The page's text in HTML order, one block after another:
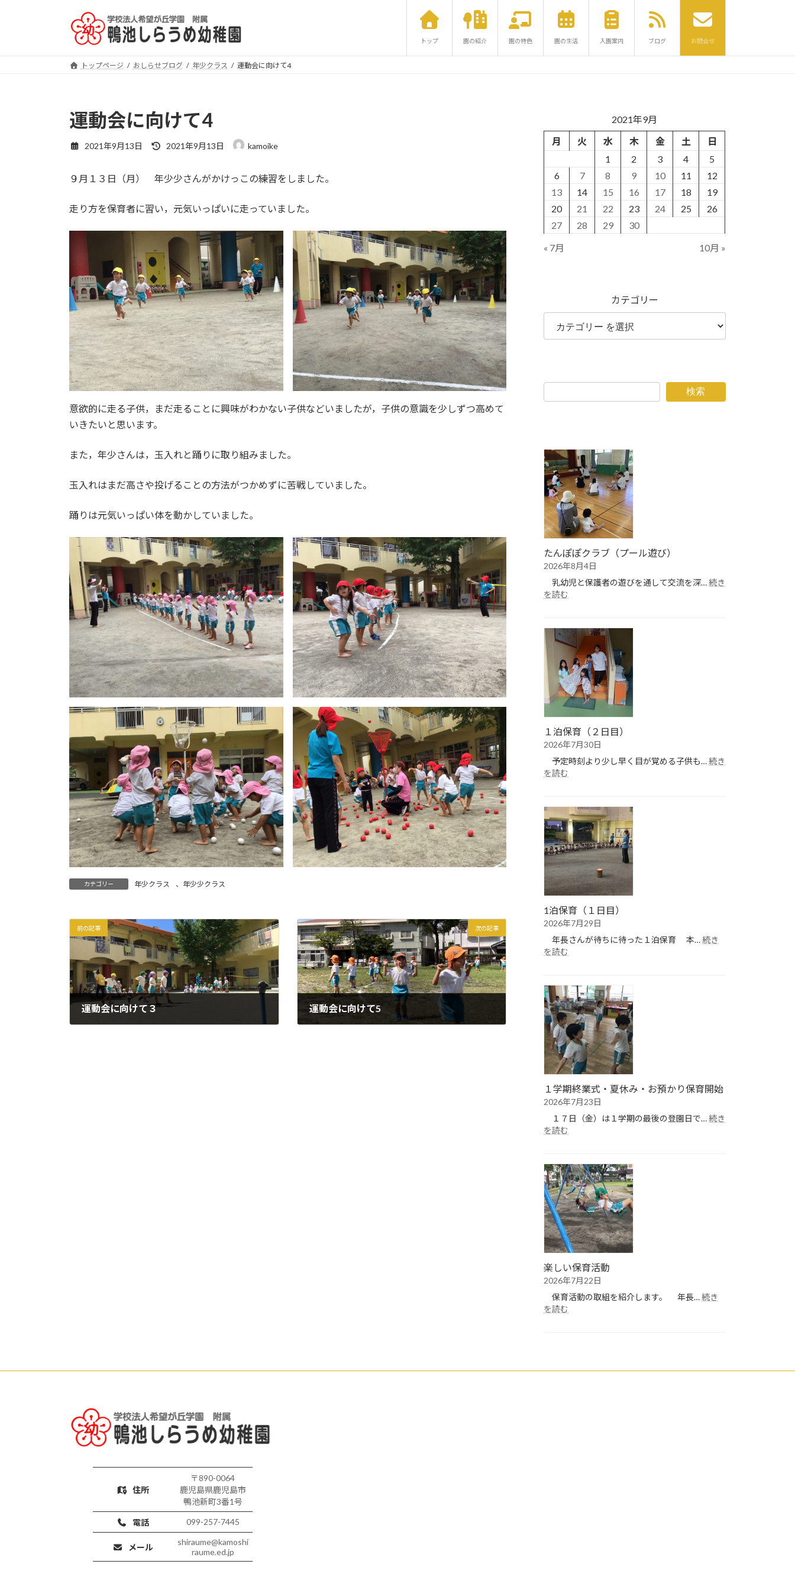
トップ 園の紹介 園の特色 園の生活 入園案内 ブログ お問合せ
トップページ おしらせブログ 年少クラス 運動会に向けて4
運動会に向けて4
2021年9月13日
最
新
:
2021年9月13日 kamoike
９月１３日（月） 年少少さんがかけっこの練習をしました。
走り方を保育者に習い，元気いっぱいに走っていました。
意欲的に走る子供，まだ走ることに興味がわかない子供などいましたが，子供の意識を少しずつ高めて
いきたいと思います。
また，年少さんは，玉入れと踊りに取り組みました。
玉入れはまだ高さや投げることの方法がつかめずに苦戦していました。
踊りは元気いっぱい体を動かしていました。
カテゴリー 年少クラス 、 年少少クラス
前の記事
運動会に向けて３
次の記事
運動会に向けて5
2021年9月
月
火 水 木 金 土
日
1
2 3 4
5
6
7 8 9 10 11
12
13
14 15 16 17 18
19
20
21 22 23 24 25
26
27
28 29 30
« 7月 10月 »
カテゴリー
検索
たんぽぽクラブ（プール遊び）
2026年8月4日
乳幼児と保護者の遊びを通して交流を深…続き
を読む
ぽ
ぽ
ク
ラ
ブ
（プ
ー
ル
び）
１泊保育（２日目）
2026年7月30日
予定時刻より少し早く目が覚める子供も…続き
を読む
保
育
（２
日
目）
1泊保育（１日目）
2026年7月29日
年長さんが待ちに待った１泊保育 本…続き
を読む
育
（１
日
目）
１学期終業式・夏休み・お預かり保育開始
2026年7月23日
１７日（金）は１学期の最後の登園日で…続き
を読む
期
終
業
式・
夏
休
み・
お
か
り
保
楽しい保育活動
2026年7月22日
保育活動の取組を紹介します。 年長…続き
を読む
住所
〒890-0064
鹿児島県鹿児島市
鴨池新町3番1号
電話 099-257-7445
メール
shiraume@kamoshi
raume.ed.jp